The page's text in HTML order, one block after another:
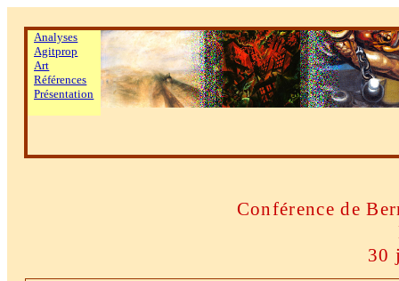
Analyses
Agitprop
Art
Références
Présentation
Conférence de
30